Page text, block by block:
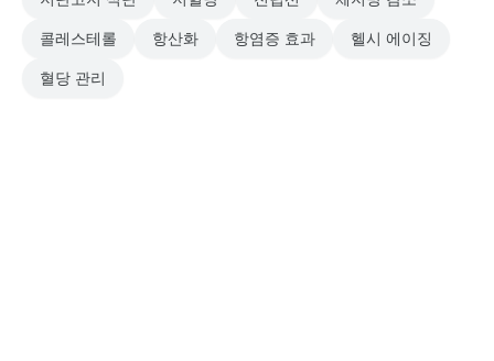
콜레스테롤 항산화 항염증 효과 헬시 에이징
혈당 관리